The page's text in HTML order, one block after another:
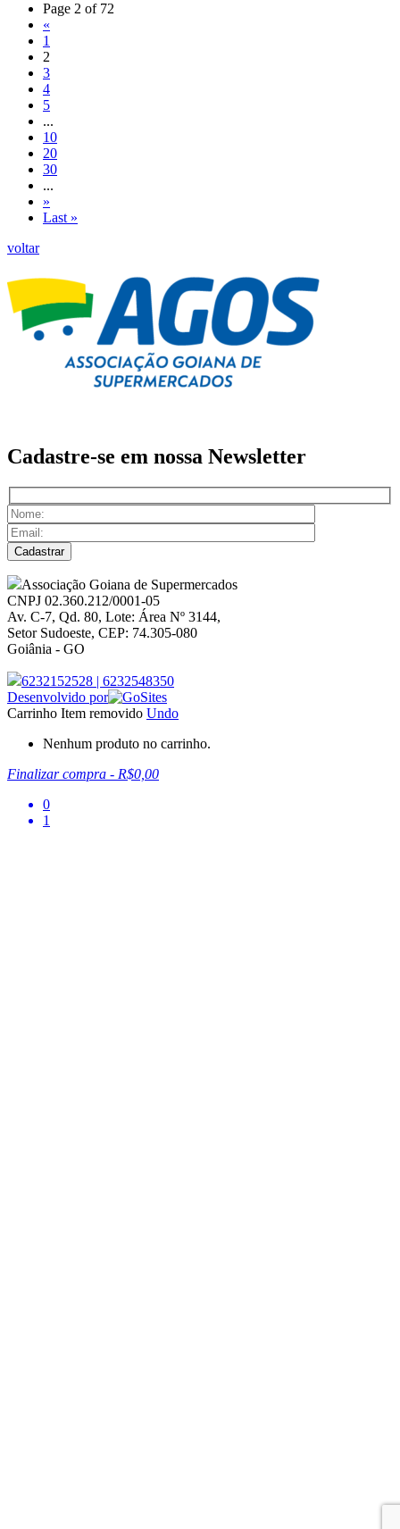
Page 2 of 72
«
1
2
3
4
5
...
10
20
30
...
»
Last »
voltar
Cadastre-se em nossa Newsletter
Associação Goiana de Supermercados
CNPJ 02.360.212/0001-05
Av. C-7, Qd. 80, Lote: Área Nº 3144,
Setor Sudoeste, CEP: 74.305-080
Goiânia - GO
6232152528 | 6232548350
Desenvolvido por
Carrinho Item removido Undo
Nenhum produto no carrinho.
Finalizar compra - R$0,00
0
1